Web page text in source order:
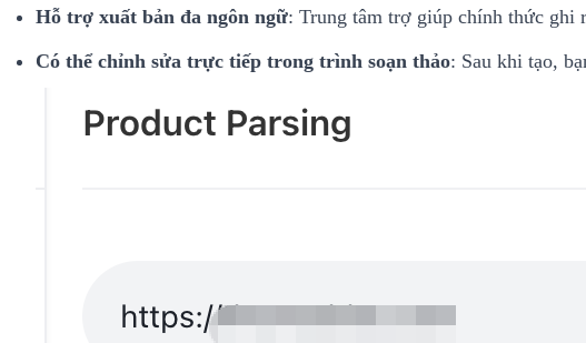
Hỗ trợ xuất bản đa ngôn ngữ: Trung tâm trợ giúp chính thức ghi
Có thể chỉnh sửa trực tiếp trong trình soạn thảo: Sau khi tạo,